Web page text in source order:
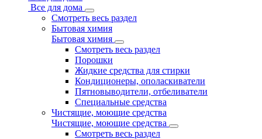
Все для дома
Смотреть весь раздел
Бытовая химия
Бытовая химия
Смотреть весь раздел
Порошки
Жидкие средства для стирки
Кондиционеры, ополаскиватели
Пятновыводители, отбеливатели
Специальные средства
Чистящие, моющие средства
Чистящие, моющие средства
Смотреть весь раздел